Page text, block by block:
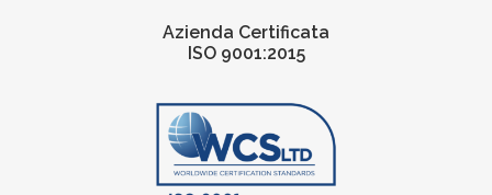
Azienda Certificata
ISO 9001:2015